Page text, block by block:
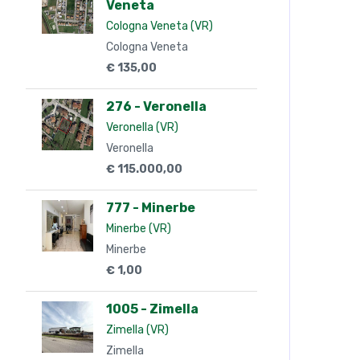
Veneta
Cologna Veneta (VR)
Cologna Veneta
€ 135,00
276 - Veronella
Veronella (VR)
Veronella
€ 115.000,00
777 - Minerbe
Minerbe (VR)
Minerbe
€ 1,00
1005 - Zimella
Zimella (VR)
Zimella